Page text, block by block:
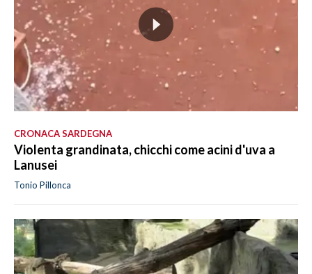
CRONACA SARDEGNA
Violenta grandinata, chicchi come acini d'uva a
Lanusei
Tonio Pillonca